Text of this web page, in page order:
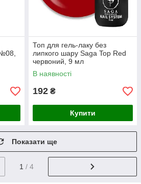
Топ для гель-лаку без
липкого шару Saga Top Red
червоний, 9 мл
В наявності
192 ₴
Купити
Показати ще
1 / 4